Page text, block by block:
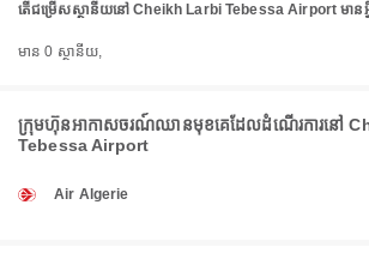
តើជម្រើសស្ថានីយនៅ Cheikh Larbi Tebessa Airport មានអ្វី
មាន 0 ស្ថានីយ,
ក្រុមហ៊ុនអាកាសចរណ៍ឈានមុខគេដែលដំណើរការនៅ
Tebessa Airport
Air Algerie